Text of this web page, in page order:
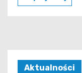
Aktualności